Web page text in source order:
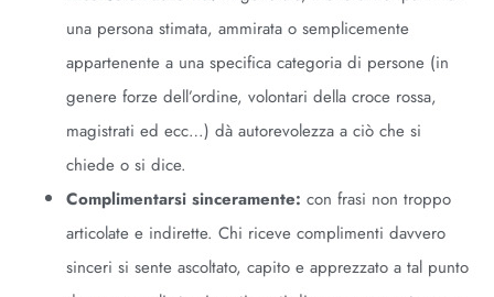
una persona stimata, ammirata o semplicemente
appartenente a una specifica categoria di persone (in
genere forze dell’ordine, volontari della croce rossa,
magistrati ed ecc…) dà autorevolezza a ciò che si
chiede o si dice.
Complimentarsi sinceramente: con frasi non troppo
articolate e indirette. Chi riceve complimenti davvero
sinceri si sente ascoltato, capito e apprezzato a tal punto